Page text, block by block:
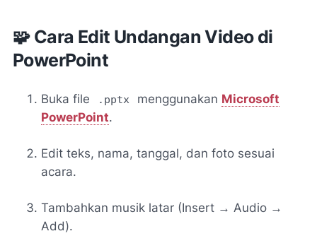
🧩 Cara Edit Undangan Video di
PowerPoint
Buka file .pptx menggunakan Microsoft
PowerPoint.
Edit teks, nama, tanggal, dan foto sesuai
acara.
Tambahkan musik latar (Insert → Audio →
Add).